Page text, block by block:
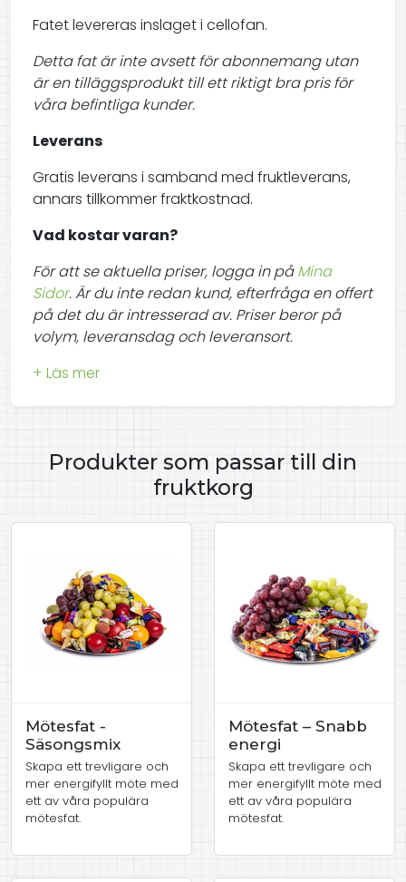
Fatet levereras inslaget i cellofan.
Detta fat är inte avsett för abonnemang utan
är en tilläggsprodukt till ett riktigt bra pris för
våra befintliga kunder.
Leverans
Gratis leverans i samband med fruktleverans,
annars tillkommer fraktkostnad.
Vad kostar varan?
För att se aktuella priser, logga in påMina
Sidor. Är du inte redan kund, efterfråga en offert
på det du är intresserad av. Priser beror på
volym, leveransdag och leveransort.
Produkter som passar till din
fruktkorg
Mötesfat -
Säsongsmix
Skapa ett trevligare och
mer energifyllt möte med
ett av våra populära
mötesfat.
Mötesfat – Snabb
energi
Skapa ett trevligare och
mer energifyllt möte med
ett av våra populära
mötesfat.